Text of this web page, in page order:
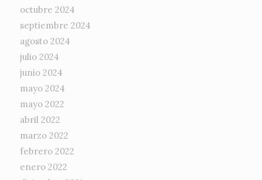
octubre 2024
septiembre 2024
agosto 2024
julio 2024
junio 2024
mayo 2024
mayo 2022
abril 2022
marzo 2022
febrero 2022
enero 2022